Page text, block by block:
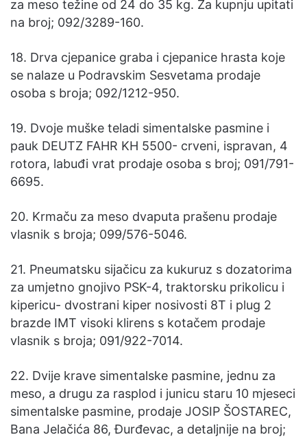
za meso težine od 24 do 35 kg. Za kupnju upitati
na broj; 092/3289-160.
18. Drva cjepanice graba i cjepanice hrasta koje
se nalaze u Podravskim Sesvetama prodaje
osoba s broja; 092/1212-950.
19. Dvoje muške teladi simentalske pasmine i
pauk DEUTZ FAHR KH 5500- crveni, ispravan, 4
rotora, labuđi vrat prodaje osoba s broj; 091/791-
6695.
20. Krmaču za meso dvaputa prašenu prodaje
vlasnik s broja; 099/576-5046.
21. Pneumatsku sijačicu za kukuruz s dozatorima
za umjetno gnojivo PSK-4, traktorsku prikolicu i
kipericu- dvostrani kiper nosivosti 8T i plug 2
brazde IMT visoki klirens s kotačem prodaje
vlasnik s broja; 091/922-7014.
22. Dvije krave simentalske pasmine, jednu za
meso, a drugu za rasplod i junicu staru 10 mjeseci
simentalske pasmine, prodaje JOSIP ŠOSTAREC,
Bana Jelačića 86, Đurđevac, a detaljnije na broj;